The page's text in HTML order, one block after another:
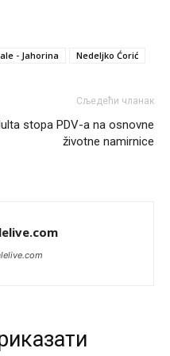
- Jahorina Nedeljko Ćorić
Сљедећи чланак
stopa PDV-a na osnovne
životne namirnice